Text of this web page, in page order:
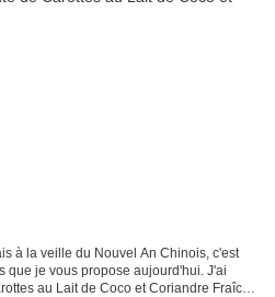
à la veille du Nouvel An Chinois, c'est
que je vous propose aujourd'hui. J'ai
au Lait de Coco et Coriandre Fraîche